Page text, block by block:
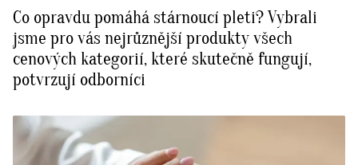
Co opravdu pomáhá stárnoucí pleti? Vybrali
jsme pro vás nejrůznější produkty všech
cenových kategorií, které skutečně fungují,
potvrzují odborníci